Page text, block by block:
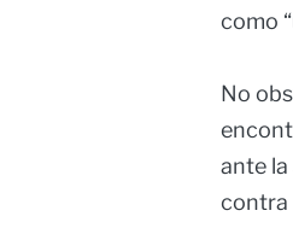
como
No
ante la
contra